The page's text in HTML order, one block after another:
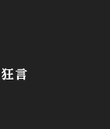
狂言